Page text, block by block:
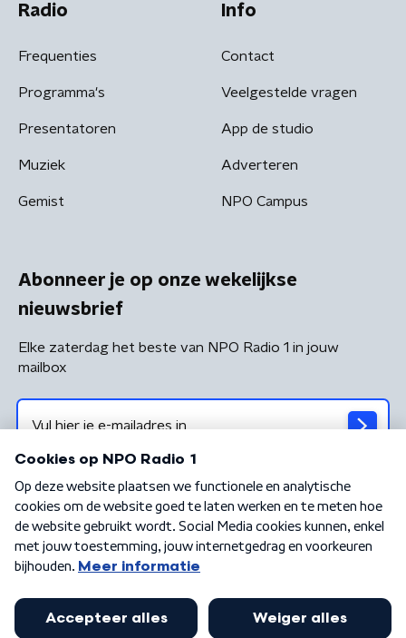
Radio
Frequenties
Programma's
Presentatoren
Muziek
Gemist
Info
Contact
Veelgestelde vragen
App de studio
Adverteren
NPO Campus
Abonneer je op onze wekelijkse
nieuwsbrief
Elke zaterdag het beste van NPO Radio 1 in jouw
mailbox
Algemene voorwaarden